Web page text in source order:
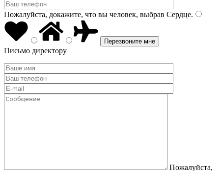
Пожалуйста, докажите, что вы человек, выбрав Сердце.
Письмо директору
Пожалуйста,